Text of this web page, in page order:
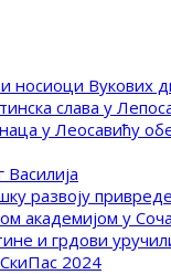
носиоци Вукових
слава у
у Леосавићу
развоју
академијом у
и грдови
2024